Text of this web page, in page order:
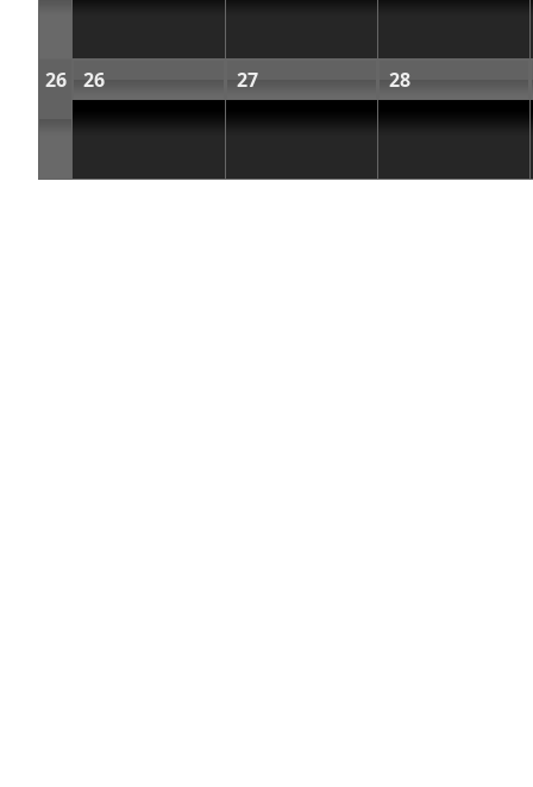
26 26 27 28